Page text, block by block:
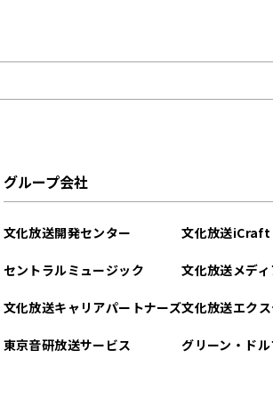
グループ会社
文化放送開発センター
セントラルミュージック
文化放送キャリアパートナーズ
東京音研放送サービス
文化放送iCraft
文化放送メデ
文化放送エク
グリーン・ド